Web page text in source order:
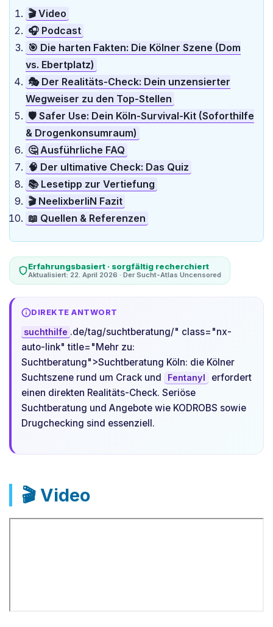
🎬 Video
🎧 Podcast
🎯 Die harten Fakten: Die Kölner Szene (Dom
vs. Ebertplatz)
🎭 Der Realitäts-Check: Dein unzensierter
Wegweiser zu den Top-Stellen
🛡️ Safer Use: Dein Köln-Survival-Kit (Soforthilfe
& Drogenkonsumraum)
🤔 Ausführliche FAQ
🧠 Der ultimative Check: Das Quiz
📚 Lesetipp zur Vertiefung
🎬 NeelixberliN Fazit
📖 Quellen & Referenzen
Erfahrungsbasiert · sorgfältig recherchiert
Aktualisiert: 22. April 2026 · Der Sucht-Atlas Uncensored
DIREKTE ANTWORT
suchthilfe .de/tag/suchtberatung/" class="nx-
auto-link" title="Mehr zu:
Suchtberatung">Suchtberatung Köln: die Kölner
Suchtszene rund um Crack und
Fentanyl
erfordert
einen direkten Realitäts-Check. Seriöse
Suchtberatung und Angebote wie KODROBS sowie
Drugchecking sind essenziell.
🎬 Video